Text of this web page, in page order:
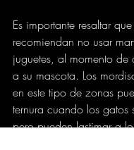
Es importante resaltar
recomiendan no usar
juguetes, al momento de
a su mascota. Los
en este tipo de zonas
ternura cuando los gatos
pero pueden lastimar a